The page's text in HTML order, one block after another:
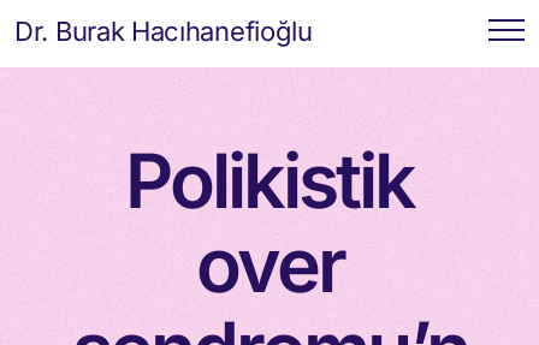
Dr. Burak Hacıhanefioğlu
Polikistik
over